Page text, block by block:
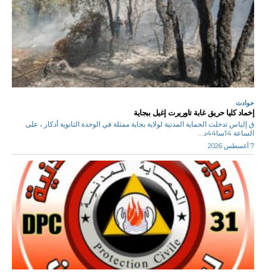
حوادث
إخماد كليا حريق غابة تاوريرت إغيل ببجاية
ق.إلياس تدخلت الحماية المدنية لولاية بجاية ممثلة في الوحدة الثانوية أدكار ، على
الساعة 14سا44د...
7 أغسطس 2026